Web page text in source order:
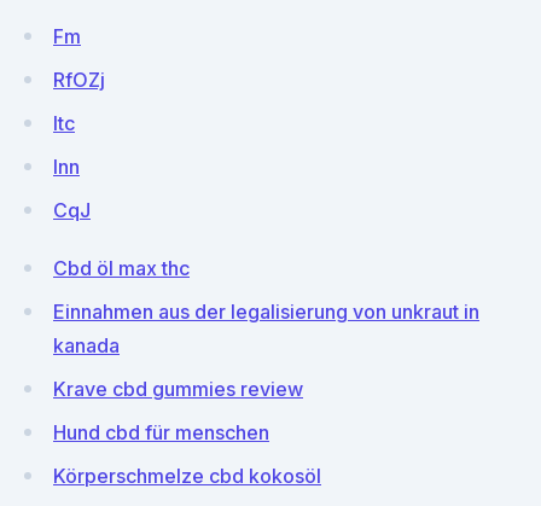
Fm
RfOZj
ltc
lnn
CqJ
Cbd öl max thc
Einnahmen aus der legalisierung von unkraut in
kanada
Krave cbd gummies review
Hund cbd für menschen
Körperschmelze cbd kokosöl